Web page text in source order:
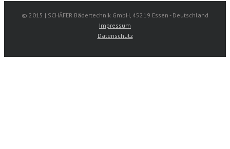
© 2015 | SCHÄFER Bädertechnik GmbH, 45219 Essen - Deutschland
Impressum
Datenschutz